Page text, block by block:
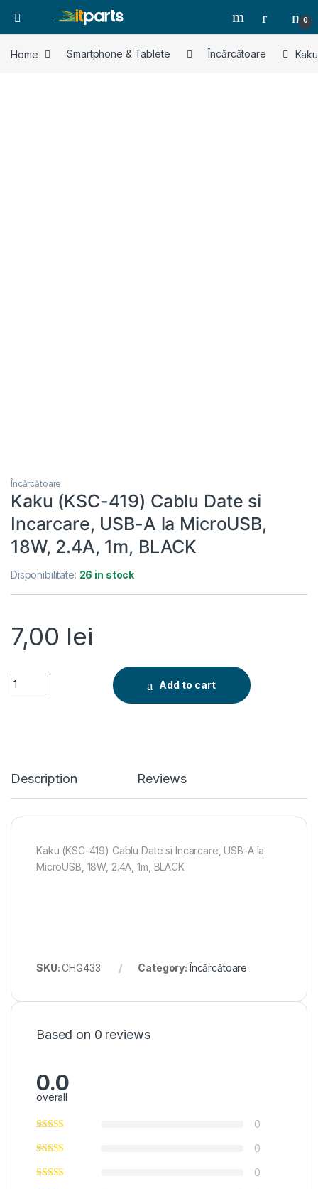
0
Home Smartphone & Tablete Încărcătoare
Încărcătoare
Kaku (KSC-419) Cablu Date si
Incarcare, USB-A la MicroUSB,
18W, 2.4A, 1m, BLACK
Disponibilitate: 26 in stock
7,00 lei
Kaku (KSC-419) Cablu Date si Incarcare, USB-A la MicroUSB,
Add to cart
Description Reviews
Kaku (KSC-419) Cablu Date si Incarcare, USB-A la
MicroUSB, 18W, 2.4A, 1m, BLACK
SKU:CHG433 Category: Încărcătoare
Based on 0 reviews
0.0
overall
0
0
0